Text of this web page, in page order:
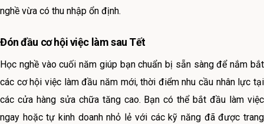
nghề vừa có thu nhập ổn định.
Đón đầu cơ hội việc làm sau Tết
Học nghề vào cuối năm giúp bạn chuẩn bị sẵn sàng để nắm bắt
các cơ hội việc làm đầu năm mới, thời điểm nhu cầu nhân lực tại
các cửa hàng sửa chữa tăng cao. Bạn có thể bắt đầu làm việc
ngay hoặc tự kinh doanh nhỏ lẻ với các kỹ năng đã được trang